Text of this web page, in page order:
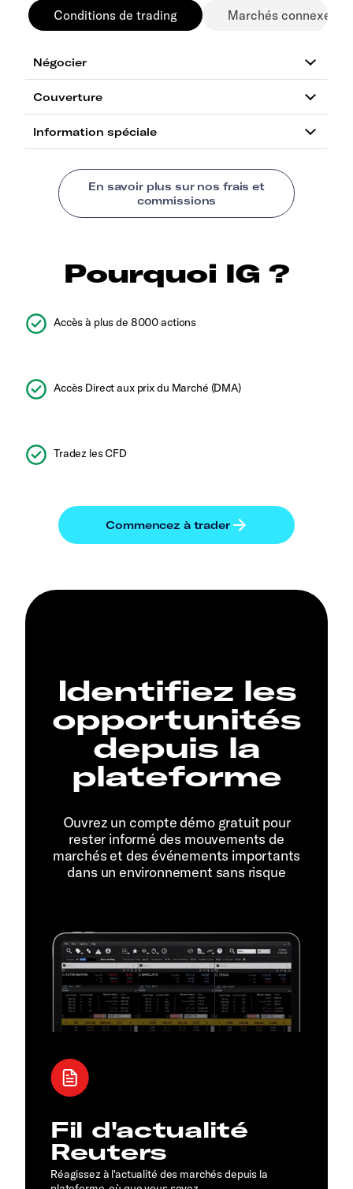
Conditions de trading Marchés connexes
Pourquoi IG ?
Accès à plus de 8000 actions
Accès Direct aux prix du Marché (DMA)
Tradez les CFD
Identifiez les
opportunités
depuis la
plateforme
Ouvrez un compte démo gratuit pour
rester informé des mouvements de
marchés et des événements importants
dans un environnement sans risque
Fil d'actualité
Reuters
Réagissez à l'actualité des marchés depuis la